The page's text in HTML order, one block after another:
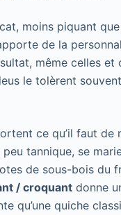
moins piquant que
de la
même celles et
le tolèrent
ce qu’il faut de
tannique, se
de sous-bois du
/ croquant donne
qu’une quiche